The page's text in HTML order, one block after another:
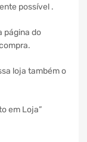
possível .
página do
loja também o
em Loja”